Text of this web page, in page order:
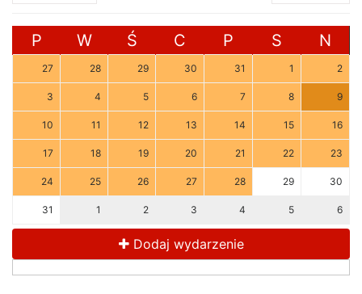
P W Ś C P S N
27 28 29 30 31 1 2
3 4 5 6 7 8 9
10 11 12 13 14 15 16
17 18 19 20 21 22 23
24 25 26 27 28 29 30
31 1 2 3 4 5 6
Dodaj wydarzenie